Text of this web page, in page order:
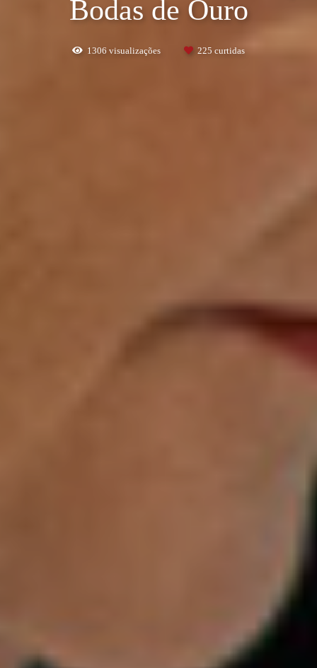
Bodas de Ouro
1306 visualizações 225 curtidas